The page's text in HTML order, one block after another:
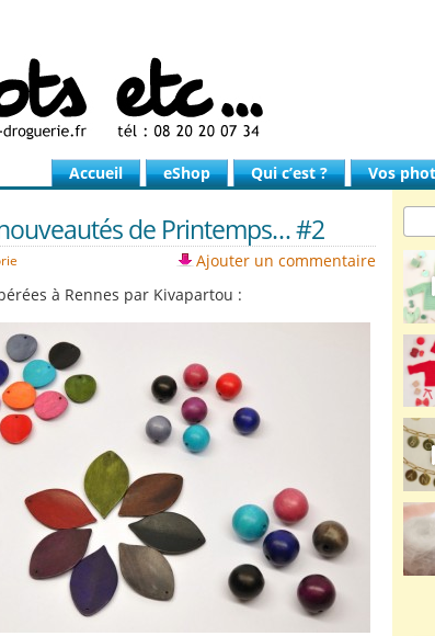
Accueil eShop Qui c’est ? Vos
de Printemps… #2
Ajouter un commentaire
à Rennes par Kivapartou :